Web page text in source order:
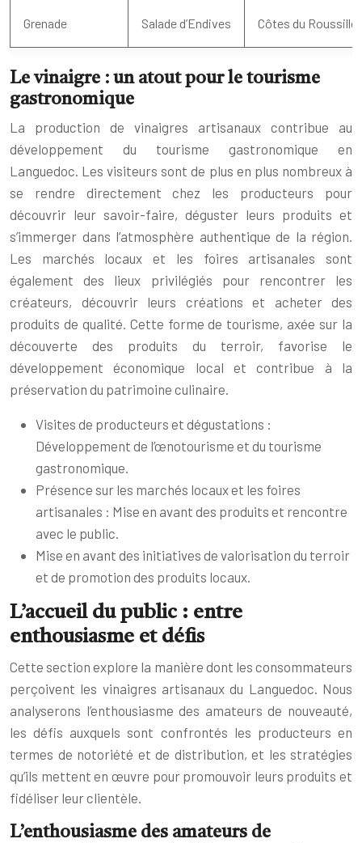
Grenade Salade d’Endives Côtes du
Le vinaigre : un atout pour le tourisme
gastronomique
La production de vinaigres artisanaux contribue au
développement du tourisme gastronomique en
Languedoc. Les visiteurs sont de plus en plus nombreux à
se rendre directement chez les producteurs pour
découvrir leur savoir-faire, déguster leurs produits et
s’immerger dans l’atmosphère authentique de la région.
Les marchés locaux et les foires artisanales sont
également des lieux privilégiés pour rencontrer les
créateurs, découvrir leurs créations et acheter des
produits de qualité. Cette forme de tourisme, axée sur la
découverte des produits du terroir, favorise le
développement économique local et contribue à la
préservation du patrimoine culinaire.
Visites de producteurs et dégustations :
Développement de l’œnotourisme et du tourisme
gastronomique.
Présence sur les marchés locaux et les foires
artisanales : Mise en avant des produits et rencontre
avec le public.
Mise en avant des initiatives de valorisation du terroir
et de promotion des produits locaux.
L’accueil du public : entre
enthousiasme et défis
Cette section explore la manière dont les consommateurs
perçoivent les vinaigres artisanaux du Languedoc. Nous
analyserons l’enthousiasme des amateurs de nouveauté,
les défis auxquels sont confrontés les producteurs en
termes de notoriété et de distribution, et les stratégies
qu’ils mettent en œuvre pour promouvoir leurs produits et
fidéliser leur clientèle.
L’enthousiasme des amateurs de